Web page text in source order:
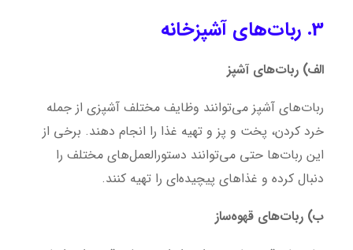
3. ربات‌های آشپزخانه
الف) ربات‌های آشپز
ربات‌های آشپز می‌توانند وظایف مختلف آشپزی از جمله
خرد کردن، پخت و پز و تهیه غذا را انجام دهند. برخی از
این ربات‌ها حتی می‌توانند دستورالعمل‌های مختلف را
دنبال کرده و غذاهای پیچیده‌ای را تهیه کنند.
ب) ربات‌های قهوه‌ساز